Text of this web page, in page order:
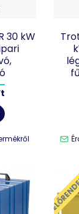
30 kW